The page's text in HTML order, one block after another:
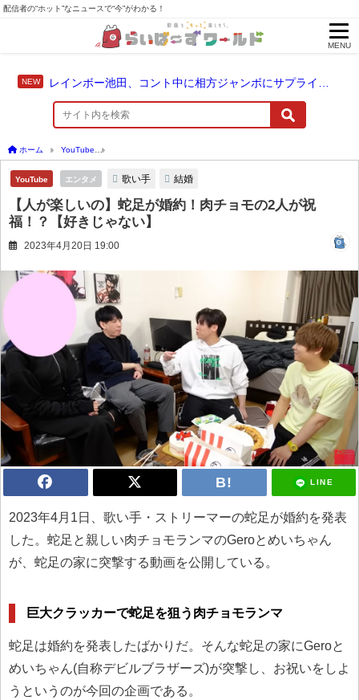
配信者の“ホット”なニュースで“今”がわかる！
MENU
ホーム YouTube
YouTube エンタメ 歌い手 結婚
【人が楽しいの】蛇足が婚約！肉チョモの2人が祝
福！？【好きじゃない】
2023年4月20日 19:00
LINE
2023年4月1日、歌い手・ストリーマーの蛇足が婚約を発表
した。蛇足と親しい肉チョモランマのGeroとめいちゃん
が、蛇足の家に突撃する動画を公開している。
巨大クラッカーで蛇足を狙う肉チョモランマ
蛇足は婚約を発表したばかりだ。そんな蛇足の家にGeroと
めいちゃん(自称デビルブラザーズ)が突撃し、お祝いをしよ
うというのが今回の企画である。